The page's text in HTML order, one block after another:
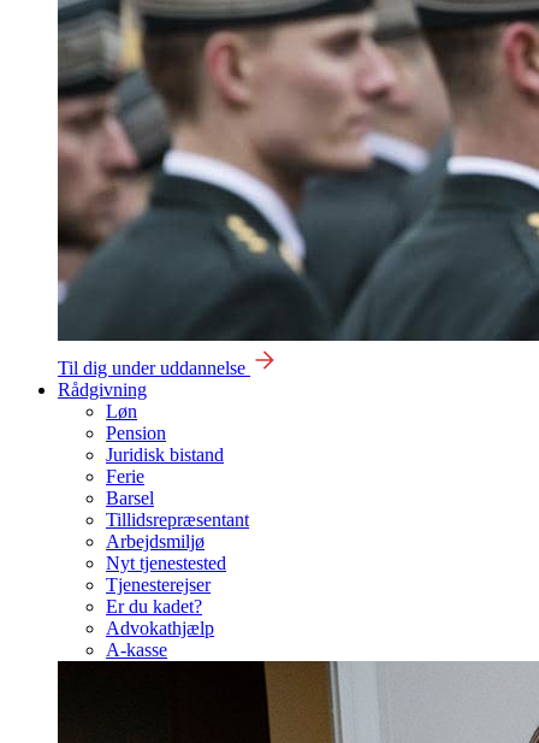
Til dig under uddannelse
Rådgivning
Løn
Pension
Juridisk bistand
Ferie
Barsel
Tillidsrepræsentant
Arbejdsmiljø
Nyt tjenestested
Tjenesterejser
Er du kadet?
Advokathjælp
A-kasse